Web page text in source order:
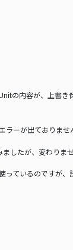
の内容が、上書き
ーが出ておりませ
したが、変わりませ
っているのですが、